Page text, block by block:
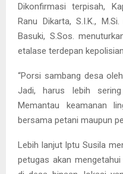
Dikonfirmasi terpisah,
Ranu Dikarta, S.I.K.,
Basuki, S.Sos.
etalase terdepan
“Porsi sambang desa
Jadi, harus lebih
Memantau keamanan
bersama petani maupun
Lebih lanjut Iptu Susila
petugas akan